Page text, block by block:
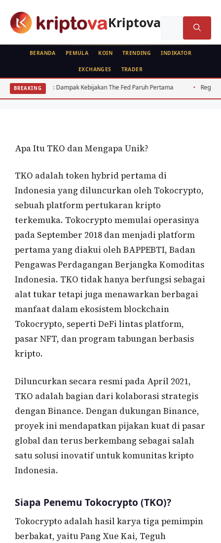
Kriptova
BERANDA PEMULA KOIN TRENDING INDIKATOR
EXCHANGES TRADER
BREAKING
Dampak Kebijakan The Fed Paruh Pertama Regulasi Kripto
KOIN
Tokocrypto (TKO)
Apa Itu TKO dan Mengapa Unik?
TKO adalah token hybrid pertama di
Indonesia yang diluncurkan oleh Tokocrypto,
sebuah platform pertukaran kripto
terkemuka. Tokocrypto memulai operasinya
pada September 2018 dan menjadi platform
pertama yang diakui oleh BAPPEBTI, Badan
Pengawas Perdagangan Berjangka Komoditas
Indonesia. TKO tidak hanya berfungsi sebagai
alat tukar tetapi juga menawarkan berbagai
manfaat dalam ekosistem blockchain
Tokocrypto, seperti DeFi lintas platform,
pasar NFT, dan program tabungan berbasis
kripto.
Diluncurkan secara resmi pada April 2021,
TKO adalah bagian dari kolaborasi strategis
dengan Binance. Dengan dukungan Binance,
proyek ini mendapatkan pijakan kuat di pasar
global dan terus berkembang sebagai salah
satu solusi inovatif untuk komunitas kripto
Indonesia.
Siapa Penemu Tokocrypto (TKO)?
Tokocrypto adalah hasil karya tiga pemimpin
berbakat, yaitu Pang Xue Kai, Teguh